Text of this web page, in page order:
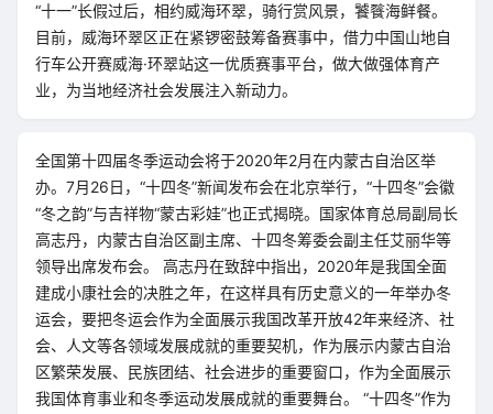
“十一”长假过后，相约威海环翠，骑行赏风景，饕餮海鲜餐。
目前，威海环翠区正在紧锣密鼓筹备赛事中，借力中国山地自
行车公开赛威海·环翠站这一优质赛事平台，做大做强体育产
业，为当地经济社会发展注入新动力。
全国第十四届冬季运动会将于2020年2月在内蒙古自治区举
办。7月26日，“十四冬”新闻发布会在北京举行，“十四冬”会徽
“冬之韵”与吉祥物“蒙古彩娃”也正式揭晓。国家体育总局副局长
高志丹，内蒙古自治区副主席、十四冬筹委会副主任艾丽华等
领导出席发布会。 高志丹在致辞中指出，2020年是我国全面
建成小康社会的决胜之年，在这样具有历史意义的一年举办冬
运会，要把冬运会作为全面展示我国改革开放42年来经济、社
会、人文等各领域发展成就的重要契机，作为展示内蒙古自治
区繁荣发展、民族团结、社会进步的重要窗口，作为全面展示
我国体育事业和冬季运动发展成就的重要舞台。 “十四冬”作为